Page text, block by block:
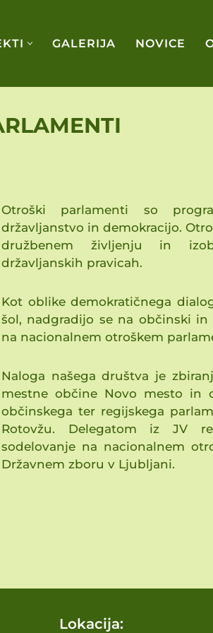
GALERIJA NOVICE
Otroški parlamenti so
državljanstvo in demokracijo.
družbenem življenju in
državljanskih pravicah.
Kot oblike demokratičnega
šol, nadgradijo se na občinski
na nacionalnem otroškem
Naloga našega društva je
mestne občine Novo mesto in
občinskega ter regijskega
Rotovžu. Delegatom iz JV
sodelovanje na nacionalnem
Državnem zboru v Ljubljani.
Lokacija: